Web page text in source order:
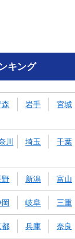
キング
森 岩手 宮城
川 埼玉 千葉
野 新潟 富山
岐阜 三重
都 兵庫 奈良